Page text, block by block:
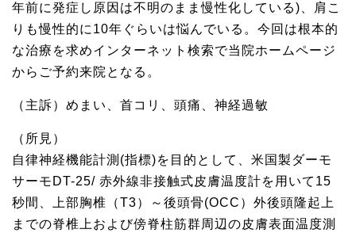
年前に発症し原因は不明のまま慢性化している)、肩こ
りも慢性的に10年ぐらいは悩んでいる。今回は根本的
な治療を求めインターネット検索で当院ホームページ
からご予約来院となる。
（主訴）めまい、首コリ、頭痛、神経過敏
（所見）
自律神経機能計測(指標)を目的として、米国製ダーモ
サーモDT-25/ 赤外線非接触式皮膚温度計を用いて15
秒間、上部胸椎（T3）～後頭骨(OCC）外後頭隆起上
までの脊椎上および傍脊柱筋群周辺の皮膚表面温度測